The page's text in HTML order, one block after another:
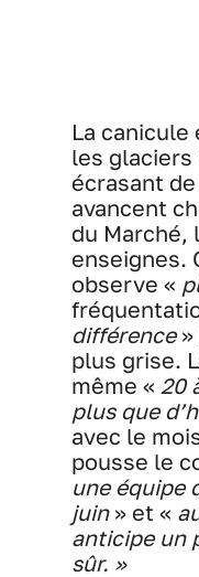
La
les glaciers
écrasant
avancent
du Marché,
enseignes.
observe «
différence
plus grise.
même « 20
plus que
avec le
pousse le
une équipe
juin» et «
anticipe un
sûr. »